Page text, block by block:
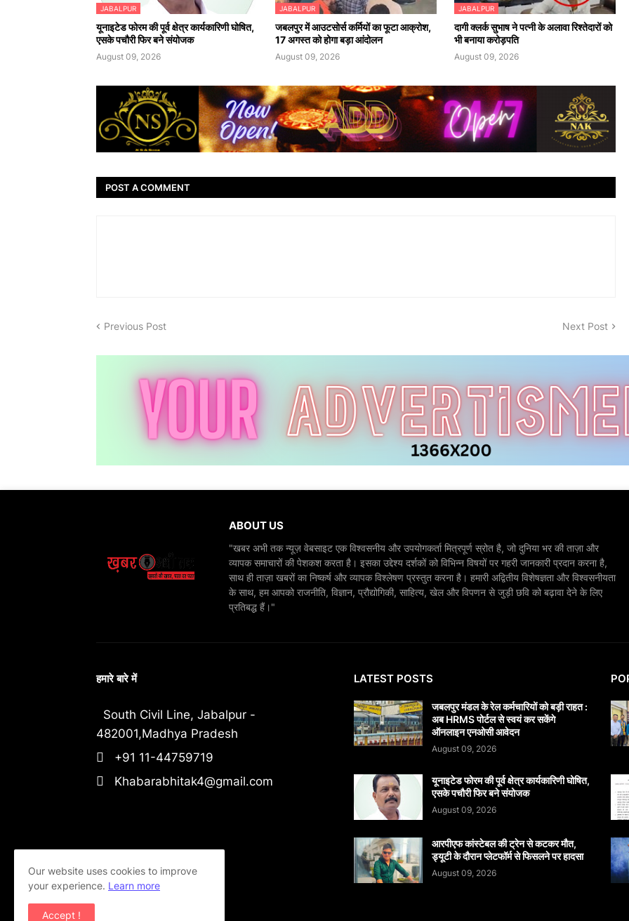
JABALPUR
यूनाइटेड फोरम की पूर्व क्षेत्र कार्यकारिणी घोषित,
एसके पचौरी फिर बने संयोजक
August 09, 2026
JABALPUR
जबलपुर में आउटसोर्स कर्मियों का फूटा आक्रोश,
17 अगस्त को होगा बड़ा आंदोलन
August 09, 2026
JABALPUR
दागी क्लर्क सुभाष ने पत्नी के अलावा रिश्तेदारों को
भी बनाया करोड़पति
August 09, 2026
POST A COMMENT
Previous Post Next Post
ABOUT US
"खबर अभी तक न्यूज़ वेबसाइट एक विश्वसनीय और उपयोगकर्ता मित्रपूर्ण स्रोत है, जो दुनिया भर की ताज़ा और
व्यापक समाचारों की पेशकश करता है। इसका उद्देश्य दर्शकों को विभिन्न विषयों पर गहरी जानकारी प्रदान करना है,
साथ ही ताज़ा खबरों का निष्कर्ष और व्यापक विश्लेषण प्रस्तुत करना है। हमारी अद्वितीय विशेषज्ञता और विश्वसनीयता
के साथ, हम आपको राजनीति, विज्ञान, प्रौद्योगिकी, साहित्य, खेल और विपणन से जुड़ी छवि को बढ़ावा देने के लिए
प्रतिबद्ध हैं।"
हमारे बारे में
South Civil Line, Jabalpur -
482001,Madhya Pradesh
+91 11-44759719
Khabarabhitak4@gmail.com
LATEST POSTS
जबलपुर मंडल के रेल कर्मचारियों को बड़ी राहत :
अब HRMS पोर्टल से स्वयं कर सकेंगे
ऑनलाइन एनओसी आवेदन
August 09, 2026
यूनाइटेड फोरम की पूर्व क्षेत्र कार्यकारिणी घोषित,
एसके पचौरी फिर बने संयोजक
August 09, 2026
आरपीएफ कांस्टेबल की ट्रेन से कटकर मौत,
ड्यूटी के दौरान प्लेटफॉर्म से फिसलने पर हादसा
August 09, 2026
Our website uses cookies to improve
your experience. Learn more
Accept !